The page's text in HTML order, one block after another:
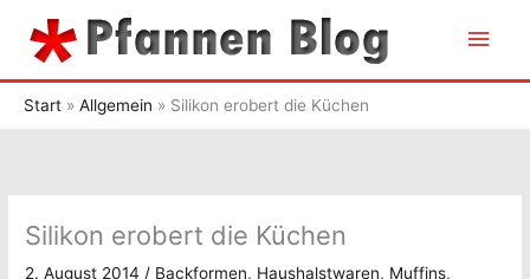
Inhalt
Start Allgemein Silikon erobert die Küchen
Silikon erobert die Küchen
2. August 2014 / Backformen, Haushalstwaren, Muffins,